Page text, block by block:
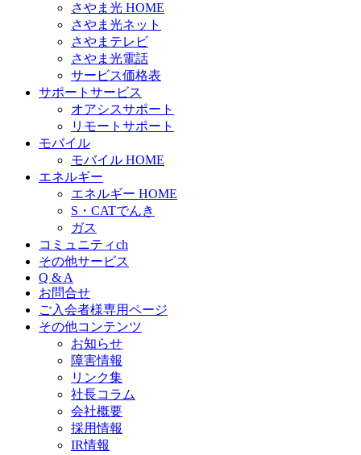
さやま光 HOME
さやま光ネット
さやまテレビ
さやま光電話
サービス価格表
サポートサービス
オアシスサポート
リモートサポート
モバイル
モバイル HOME
エネルギー
エネルギー HOME
S・CATでんき
ガス
コミュニティch
その他サービス
Q & A
お問合せ
ご入会者様専用ページ
その他コンテンツ
お知らせ
障害情報
リンク集
社長コラム
会社概要
採用情報
IR情報